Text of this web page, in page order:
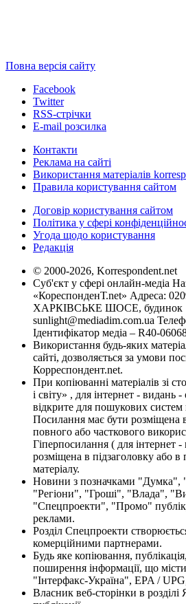
Повна версія сайту
Facebook
Twitter
RSS-стрічки
E-mail розсилка
Контакти
Реклама на сайті
Використання матеріалів
Правила користування сайтом
Договір користування сайтом
Політика у сфері
Угода щодо користування
Редакція
© 2000-2026, Korrespondent.net
Суб'єкт у сфері онлайн-медіа
«КореспонденТ.net» Адреса:
ХАРКІВСЬКЕ ШОСЕ, будинок
sunlight@mediadim.com.ua
Ідентифікатор медіа – R40-
Використання будь-яких
сайті, дозволяється за умови
Корреспондент.net.
При копіюванні матеріалів зі
і світу» , для інтернет - видань
відкрите для пошукових систем
Посилання має бути розміщена
повного або часткового
Гіперпосилання ( для інтернет
розміщена в підзаголовку або в
матеріалу.
Новини з позначками "Думка",
"Регіони", "Гроші", "Влада",
"Спецпроекти", "Промо"
реклами.
Розділ Спецпроекти
комерційними партнерами.
Будь яке копіювання,
поширення інформації, що
"Інтерфакс-Україна", EPA /
Власник веб-сторінки в